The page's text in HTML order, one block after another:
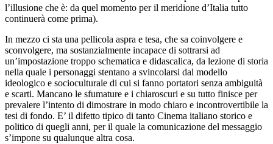
l’illusione che è: da quel momento per il meridione d’Italia tutto
continuerà come prima).
In mezzo ci sta una pellicola aspra e tesa, che sa coinvolgere e
sconvolgere, ma sostanzialmente incapace di sottrarsi ad
un’impostazione troppo schematica e didascalica, da lezione di storia
nella quale i personaggi stentano a svincolarsi dal modello
ideologico e socioculturale di cui si fanno portatori senza ambiguità
e scarti. Mancano le sfumature e i chiaroscuri e su tutto finisce per
prevalere l’intento di dimostrare in modo chiaro e incontrovertibile la
tesi di fondo. E’ il difetto tipico di tanto Cinema italiano storico e
politico di quegli anni, per il quale la comunicazione del messaggio
s’impone su qualunque altra cosa.